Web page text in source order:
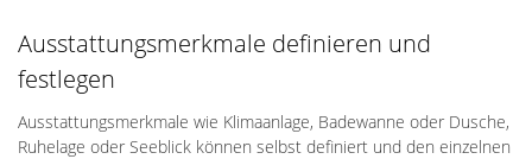
Ausstattungsmerkmale definieren und
festlegen
Ausstattungsmerkmale wie Klimaanlage, Badewanne oder Dusche,
Ruhelage oder Seeblick können selbst definiert und den einzelnen